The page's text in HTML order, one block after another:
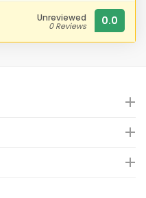
Unreviewed
0 Reviews 0.0